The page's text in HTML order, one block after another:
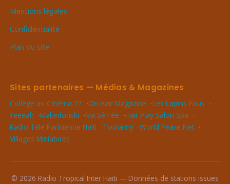
Mentions légales
Confidentialité
Plan du site
Sites partenaires — Médias & Magazines
Collège au Cinéma 77 On Hair Magazine
Les Lapins Fous
Yeeeah
Makedonski Ma Sé Fée
Hair Play Salon Spa
Radio Télé Parisienne Haïti
Tsunamy
World Peace Net
Villages Miniatures
© 2026 Radio Tropical Inter Haïti — Données de stations issues